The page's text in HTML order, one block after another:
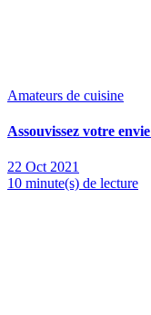
Amateurs de cuisine
Assouvissez votre
22 Oct 2021
10 minute(s) de lecture